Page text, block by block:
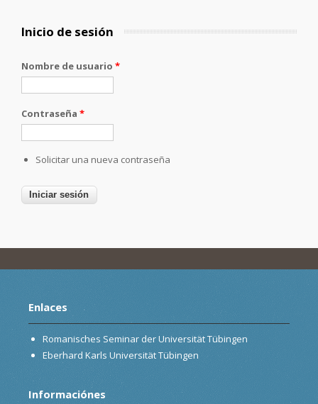
Inicio de sesión
Nombre de usuario *
Contraseña *
Solicitar una nueva contraseña
Enlaces
Romanisches Seminar der Universität Tübingen
Eberhard Karls Universität Tübingen
Informaciónes